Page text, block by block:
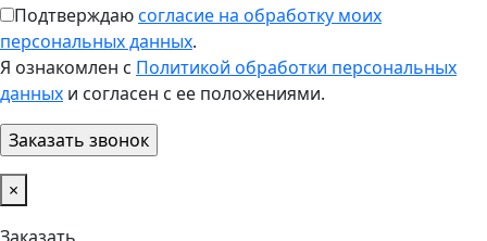
Подтверждаюсогласие на обработку моих
персональных данных.
Я ознакомлен с Политикой обработки персональных
данных и согласен с ее положениями.
×
Заказать